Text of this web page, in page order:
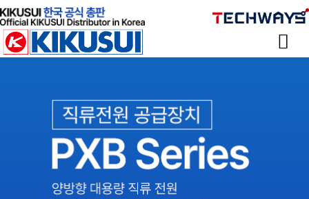
스케치북5